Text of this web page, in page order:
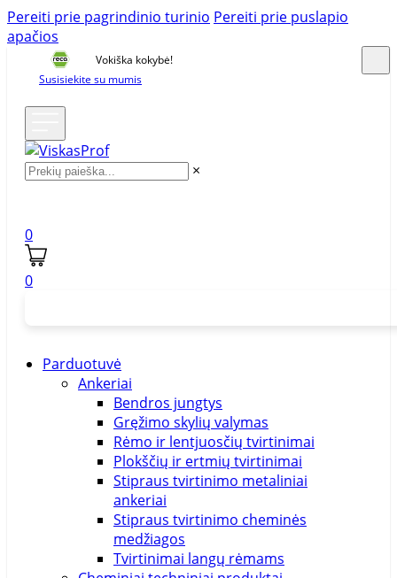
Pereiti prie pagrindinio turinio Pereiti prie puslapio
apačios
Vokiška kokybė!
Susisiekite su mumis
×
0
0
Parduotuvė
Ankeriai
Bendros jungtys
Gręžimo skylių valymas
Rėmo ir lentjuosčių tvirtinimai
Plokščių ir ertmių tvirtinimai
Stipraus tvirtinimo metaliniai
ankeriai
Stipraus tvirtinimo cheminės
medžiagos
Tvirtinimai langų rėmams